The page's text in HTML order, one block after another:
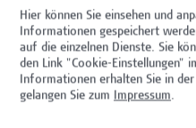
Urlaub
Arbeitsplatz im
öffentlich, mit
(Garagenplätze
Hier können Sie einsehen und
Informationen gespeichert
auf die einzelnen Dienste. Sie
den Link "Cookie-Einstellungen"
Informationen erhalten Sie in der
gelangen Sie zum Impressum.